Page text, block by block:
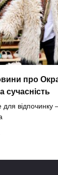
про
сучасність
для